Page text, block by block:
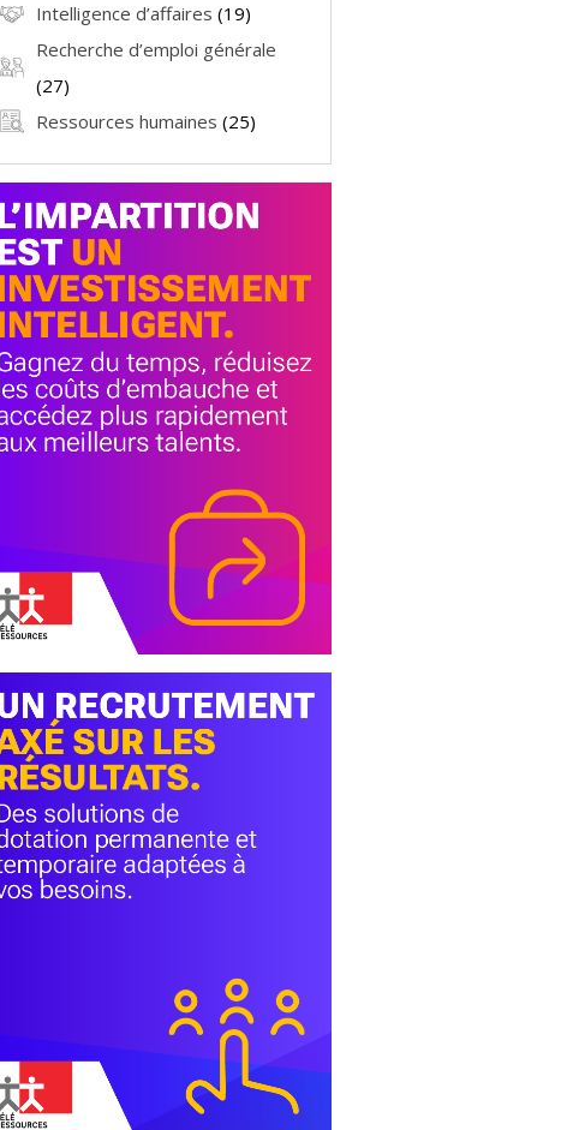
Intelligence d’affaires (19)
Recherche d’emploi générale
(27)
Ressources humaines (25)